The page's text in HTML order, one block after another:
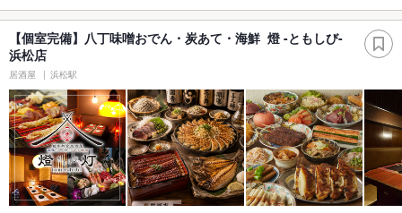
【個室完備】八丁味噌おでん・炭あて・海鮮 燈 -ともしび-
浜松店
居酒屋 浜松駅